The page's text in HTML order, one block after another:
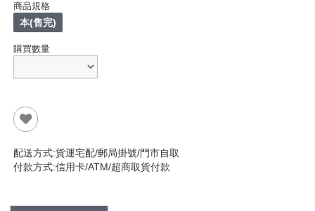
商品規格
本(售完)
購買數量
配送方式:貨運宅配/郵局掛號/門市自取
付款方式:信用卡/ATM/超商取貨付款